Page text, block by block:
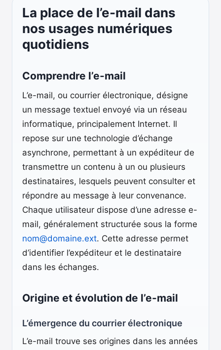
La place de l’e-mail dans
nos usages numériques
quotidiens
Comprendre l’e-mail
L’e-mail, ou courrier électronique, désigne
un message textuel envoyé via un réseau
informatique, principalement Internet. Il
repose sur une technologie d’échange
asynchrone, permettant à un expéditeur de
transmettre un contenu à un ou plusieurs
destinataires, lesquels peuvent consulter et
répondre au message à leur convenance.
Chaque utilisateur dispose d’une adresse e-
mail, généralement structurée sous la forme
nom@domaine.ext. Cette adresse permet
d’identifier l’expéditeur et le destinataire
dans les échanges.
Origine et évolution de l’e-mail
L’émergence du courrier électronique
L’e-mail trouve ses origines dans les années